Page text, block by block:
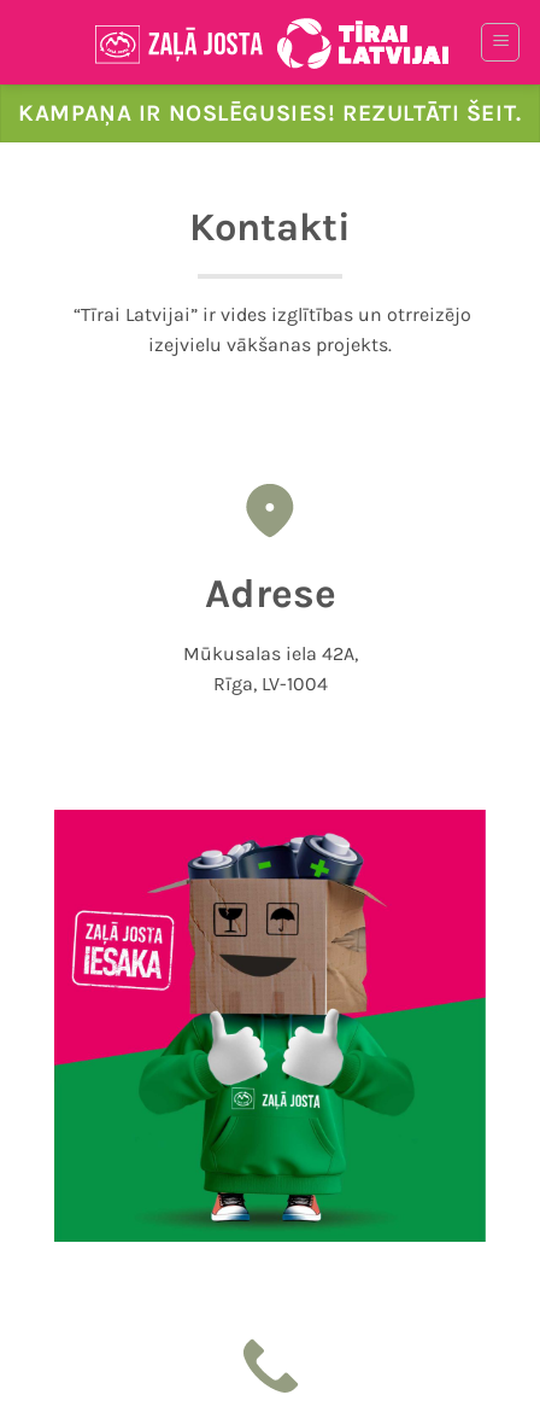
KAMPAŅA IR NOSLĒGUSIES! REZULTĀTI ŠEIT.
Kontakti
“Tīrai Latvijai” ir vides izglītības un otrreizējo
izejvielu vākšanas projekts.
Adrese
Mūkusalas iela 42A,
Rīga, LV-1004